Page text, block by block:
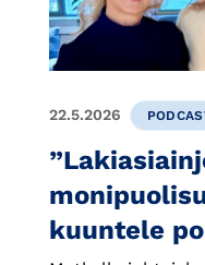
22.5.2026
kuuntele